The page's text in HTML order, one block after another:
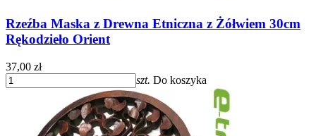
Rzeźba Maska z Drewna Etniczna z Żółwiem 30cm
Rękodzieło Orient
37,00 zł
szt. Do koszyka